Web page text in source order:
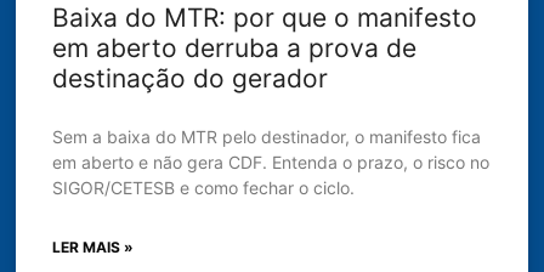
Baixa do MTR: por que o manifesto
em aberto derruba a prova de
destinação do gerador
Sem a baixa do MTR pelo destinador, o manifesto fica
em aberto e não gera CDF. Entenda o prazo, o risco no
SIGOR/CETESB e como fechar o ciclo.
LER MAIS »